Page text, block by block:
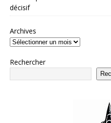
décisif
Archives
Rechercher